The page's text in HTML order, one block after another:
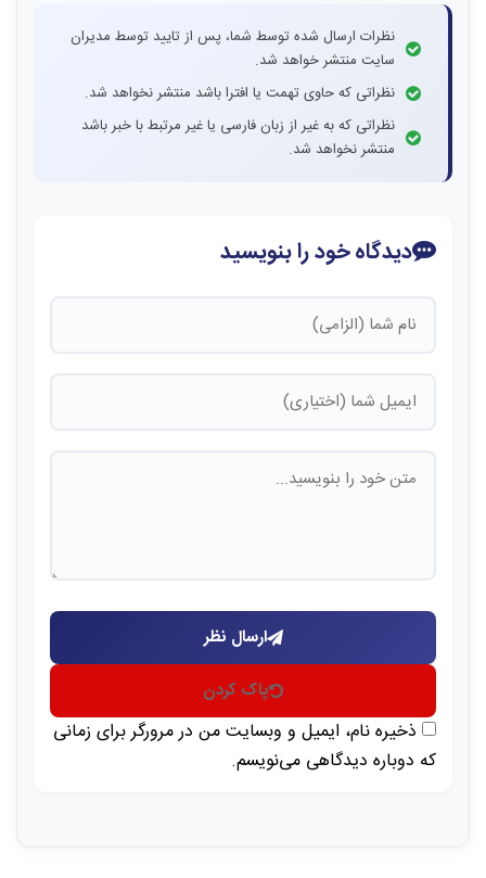
نظرات ارسال شده توسط شما، پس از تایید توسط مدیران
سایت منتشر خواهد شد.
نظراتی که حاوی تهمت یا افترا باشد منتشر نخواهد شد.
نظراتی که به غیر از زبان فارسی یا غیر مرتبط با خبر باشد
منتشر نخواهد شد.
دیدگاه خود را بنویسید
ارسال نظر
پاک کردن
ذخیره نام، ایمیل و وبسایت من در مرورگر برای زمانی
که دوباره دیدگاهی می‌نویسم.